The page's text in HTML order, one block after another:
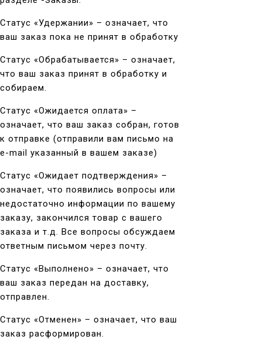
Статус «Удержании» – означает, что
ваш заказ пока не принят в обработку
Статус «Обрабатывается» – означает,
что ваш заказ принят в обработку и
собираем.
Статус «Ожидается оплата» –
означает, что ваш заказ собран, готов
к отправке (отправили вам письмо на
e-mail указанный в вашем заказе)
Статус «Ожидает подтверждения» –
означает, что появились вопросы или
недостаточно информации по вашему
заказу, закончился товар с вашего
заказа и т.д. Все вопросы обсуждаем
ответным письмом через почту.
Статус «Выполнено» – означает, что
ваш заказ передан на доставку,
отправлен.
Статус «Отменен» – означает, что ваш
заказ расформирован.